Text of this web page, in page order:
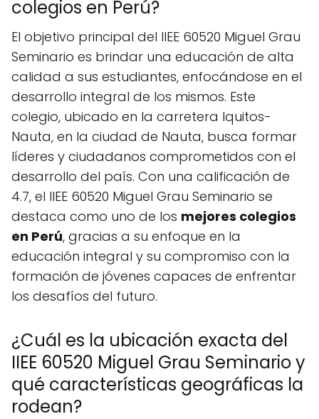
colegios en Perú?
El objetivo principal del IIEE 60520 Miguel Grau
Seminario es brindar una educación de alta
calidad a sus estudiantes, enfocándose en el
desarrollo integral de los mismos. Este
colegio, ubicado en la carretera Iquitos-
Nauta, en la ciudad de Nauta, busca formar
líderes y ciudadanos comprometidos con el
desarrollo del país. Con una calificación de
4.7, el IIEE 60520 Miguel Grau Seminario se
destaca como uno de los mejores colegios
en Perú, gracias a su enfoque en la
educación integral y su compromiso con la
formación de jóvenes capaces de enfrentar
los desafíos del futuro.
¿Cuál es la ubicación exacta del
IIEE 60520 Miguel Grau Seminario y
qué características geográficas la
rodean?